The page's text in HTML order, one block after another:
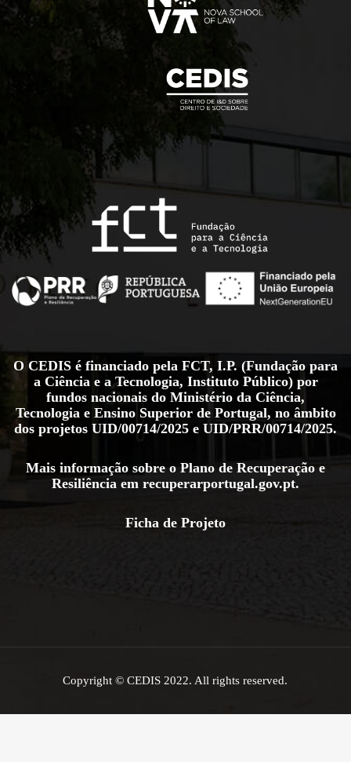
O CEDIS é financiado pela FCT, I.P. (Fundação para
a Ciência e a Tecnologia, Instituto Público) por
fundos nacionais do Ministério da Ciência,
Tecnologia e Ensino Superior de Portugal, no âmbito
dos projetos UID/00714/2025 e UID/PRR/00714/2025.
Mais informação sobre o Plano de Recuperação e
Resiliência em recuperarportugal.gov.pt.
Ficha de Projeto
Copyright © CEDIS 2022. All rights reserved.